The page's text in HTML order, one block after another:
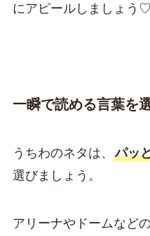
にアピールしましょう♡
一瞬で読める言葉を
うちわのネタは、 パッ
選びましょう。
アリーナやドームなど